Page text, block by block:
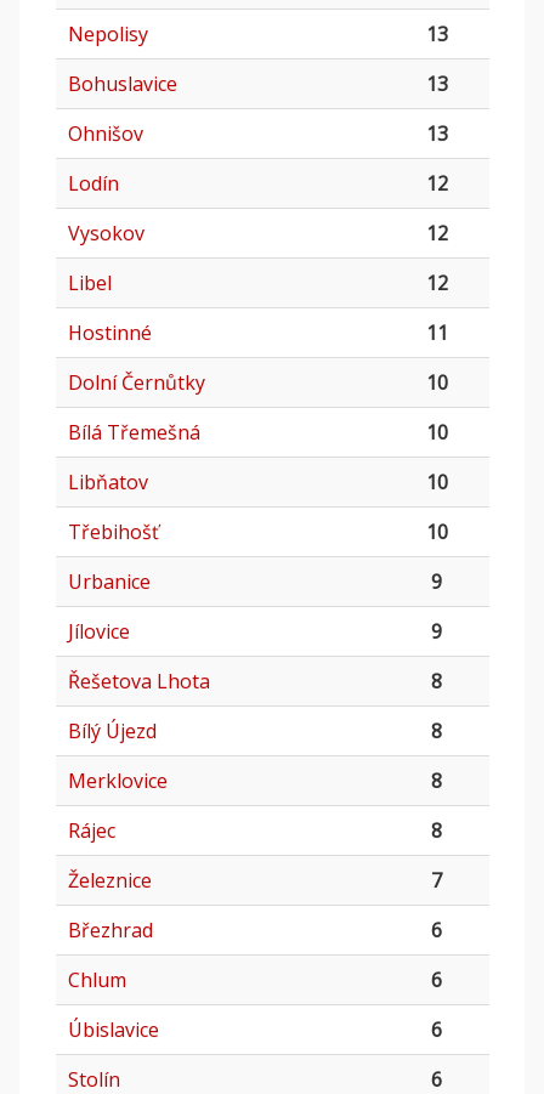
Nepolisy
13
Bohuslavice
13
Ohnišov
13
Lodín
12
Vysokov
12
Libel
12
Hostinné
11
Dolní Černůtky
10
Bílá Třemešná
10
Libňatov
10
Třebihošť
10
Urbanice
9
Jílovice
9
Řešetova Lhota
8
Bílý Újezd
8
Merklovice
8
Rájec
8
Železnice
7
Březhrad
6
Chlum
6
Úbislavice
6
Stolín
6